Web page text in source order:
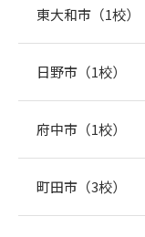
東大和市（1校）
日野市（1校）
府中市（1校）
町田市（3校）